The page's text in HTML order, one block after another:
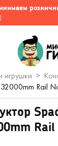
игрушки
Rail